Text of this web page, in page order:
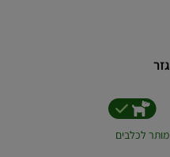
גזר
מותר לכלבים